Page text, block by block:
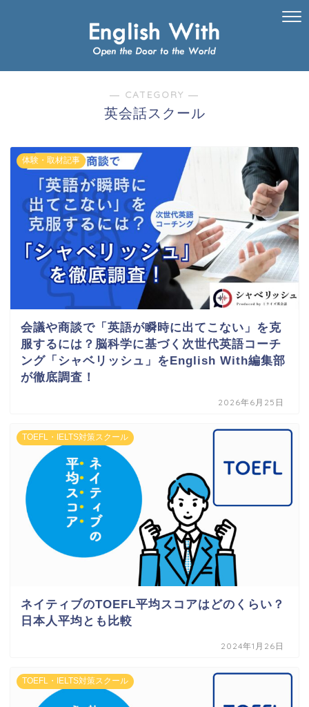
― CATEGORY ―
英会話スクール
体験・取材記事
会議や商談で「英語が瞬時に出てこない」を克
服するには？脳科学に基づく次世代英語コーチ
ング「シャベリッシュ」をEnglish With編集部
が徹底調査！
2026年6月25日
TOEFL・IELTS対策スクール
ネイティブのTOEFL平均スコアはどのくらい？
日本人平均とも比較
2024年1月26日
TOEFL・IELTS対策スクール